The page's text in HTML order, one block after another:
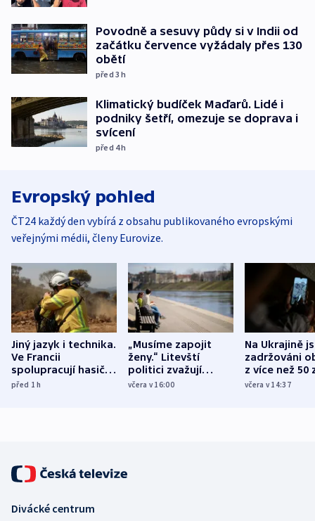
Povodně a sesuvy půdy si v Indii od
začátku července vyžádaly přes 130
obětí
před 3h
Klimatický budíček Maďarů. Lidé i
podniky šetří, omezuje se doprava i
svícení
před 4h
Evropský pohled
ČT24 každý den vybírá z obsahu publikovaného evropskými
veřejnými médii, členy Eurovize.
Jiný jazyk i technika.
Ve Francii
spolupracují hasiči z
různých zemí
před 1h
„Musíme zapojit
ženy.“ Litevští
politici zvažují
dohodu o
včera v 16:00
Na Ukrajině
zadržováni
z více než 50
Bojovali na
včera v 14:37
Divácké centrum